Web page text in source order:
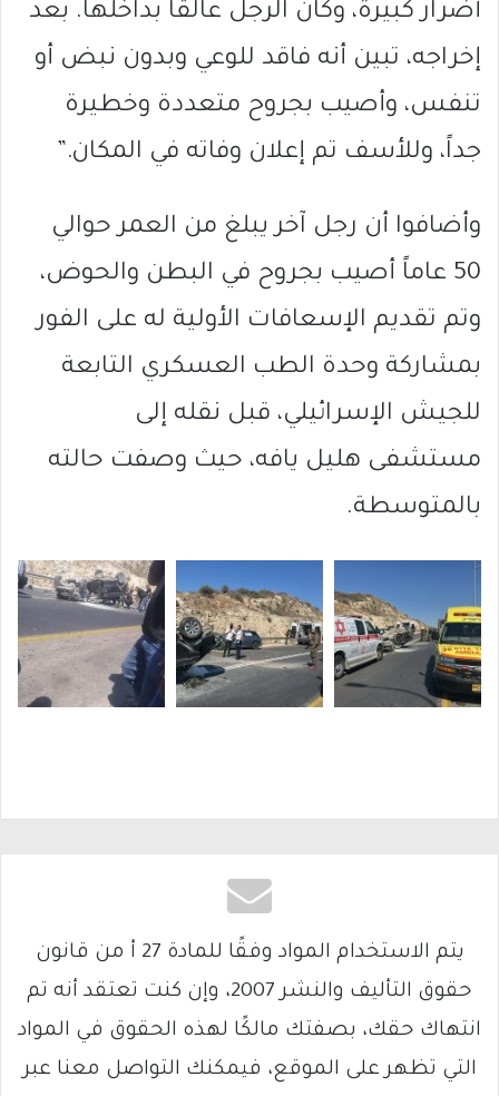
أضرار كبيرة، وكان الرجل عالقاً بداخلها. بعد
إخراجه، تبين أنه فاقد للوعي وبدون نبض أو
تنفس، وأصيب بجروح متعددة وخطيرة
جداً، وللأسف تم إعلان وفاته في المكان.”
وأضافوا أن رجل آخر يبلغ من العمر حوالي
50 عاماً أصيب بجروح في البطن والحوض،
وتم تقديم الإسعافات الأولية له على الفور
بمشاركة وحدة الطب العسكري التابعة
للجيش الإسرائيلي، قبل نقله إلى
مستشفى هليل يافه، حيث وصفت حالته
بالمتوسطة.
يتم الاستخدام المواد وفقًا للمادة 27 أ من قانون
حقوق التأليف والنشر 2007، وإن كنت تعتقد أنه تم
انتهاك حقك، بصفتك مالكًا لهذه الحقوق في المواد
التي تظهر على الموقع، فيمكنك التواصل معنا عبر